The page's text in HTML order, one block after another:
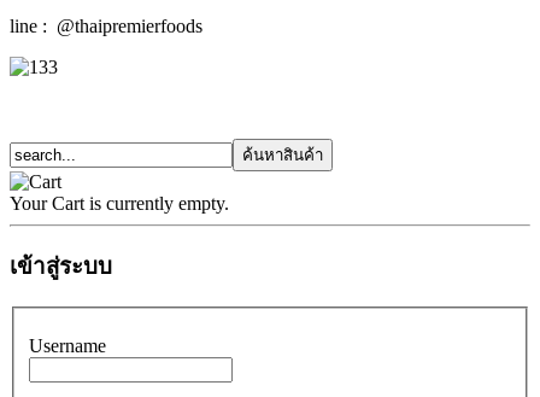
line : @thaipremierfoods
Your Cart is currently empty.
เข้าสู่ระบบ
Username